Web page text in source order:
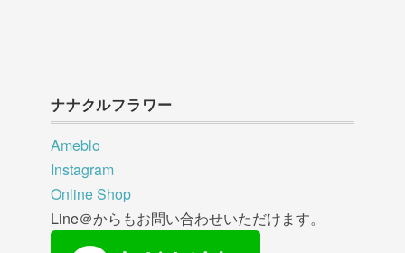
ナナクルフラワー
Ameblo
Instagram
Online Shop
Line＠からもお問い合わせいただけます。